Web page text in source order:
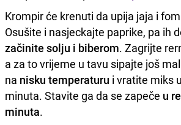
Krompir će krenuti da upija jaja i
Osušite i nasjeckajte paprike, pa ih
začinite solju i biberom. Zagrijte
a za to vrijeme u tavu sipajte još
na nisku temperaturu i vratite miks
minuta. Stavite ga da se zapeče u
minuta.